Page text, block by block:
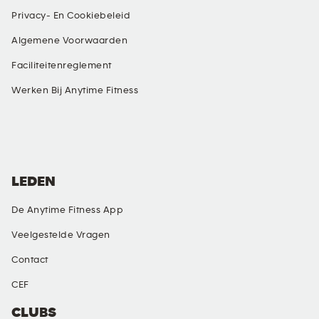
Privacy- En Cookiebeleid
Algemene Voorwaarden
Faciliteitenreglement
Werken Bij Anytime Fitness
CLUBS
LEDEN
De Anytime Fitness App
Veelgestelde Vragen
Contact
CEF